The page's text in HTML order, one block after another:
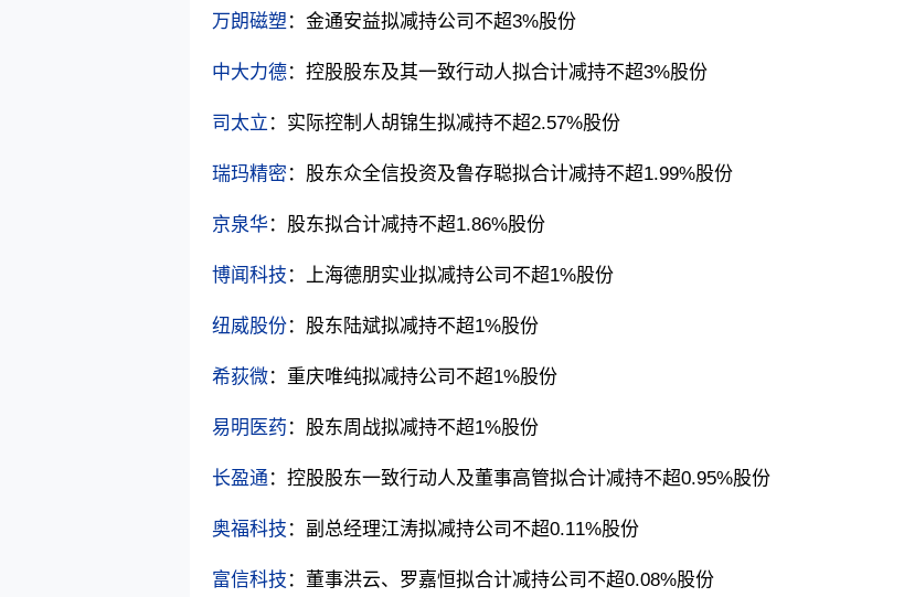
万朗磁塑 ：金通安益拟减持公司不超3%股份
中大力德：控股股东及其一致行动人拟合计减持不超3%股份
司太立 ：实际控制人胡锦生拟减持不超2.57%股份
瑞玛精密 ：股东众全信投资及鲁存聪拟合计减持不超1.99%股份
京泉华：股东拟合计减持不超1.86%股份
博闻科技 ：上海德朋实业拟减持公司不超1%股份
纽威股份：股东陆斌拟减持不超1%股份
希荻微：重庆唯纯拟减持公司不超1%股份
易明医药 ：股东周战拟减持不超1%股份
长盈通 ：控股股东一致行动人及董事高管拟合计减持不超0.95%股份
奥福科技 ：副总经理江涛拟减持公司不超0.11%股份
富信科技 ：董事洪云、罗嘉恒拟合计减持公司不超0.08%股份